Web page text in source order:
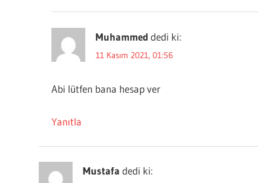
Muhammed dedi ki:
11 Kasım 2021, 01:56
Abi lütfen bana hesap ver
Yanıtla
Mustafa dedi ki: